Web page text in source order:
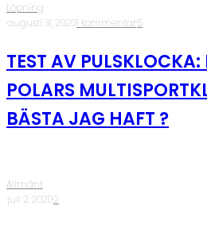
Löpning
·augusti 31, 2020·1 kommentar·5
TEST AV
POLARS
BÄSTA JAG HAFT ?
Allmänt
·juli 2, 2020·2